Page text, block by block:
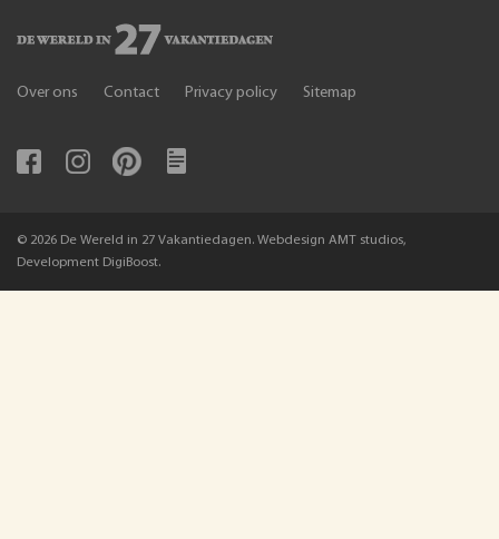
Over ons Contact Privacy policy Sitemap
© 2026 De Wereld in 27 Vakantiedagen. Webdesign AMT studios,
Development DigiBoost.